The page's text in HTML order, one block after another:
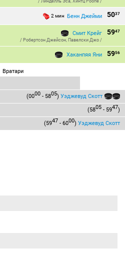
/ Линделль Эса, Хинтц Роопе /
5037
2 мин Бенн Джейми
5947
Смит Крейг
/ Робертсон Джейсон, Павелски Джо /
5956
Хаканпяя Яни
Вратари
(0000 - 5805) Уэджевуд Скотт
(5805 - 5947)
(5947 - 6000) Уэджевуд Скотт